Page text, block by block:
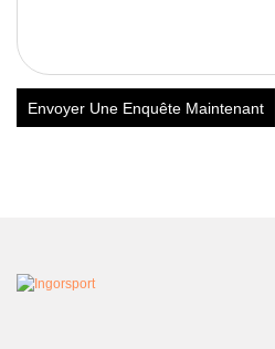
Envoyer Une Enquête Maintenant